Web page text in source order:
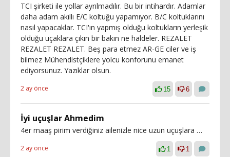
TCI şirketi ile yollar ayrılmadılır. Bu bir intihardır. Adamlar
daha adam akıllı E/C koltuğu yapamıyor. B/C koltuklarını
nasıl yapacaklar. TCI'ın yapmış olduğu koltukların yerleşik
olduğu uçaklara çıkın bir bakın ne haldeler. REZALET
REZALET REZALET. Beş para etmez AR-GE ciler ve iş
bilmez Mühendistçiklere yolcu konforunu emanet
ediyorsunuz. Yazıklar olsun.
2 ay önce 15 6
İyi uçuşlar Ahmedim
4er maaş pirim verdiğiniz ailenizle nice uzun uçuşlara …
2 ay önce 1 1